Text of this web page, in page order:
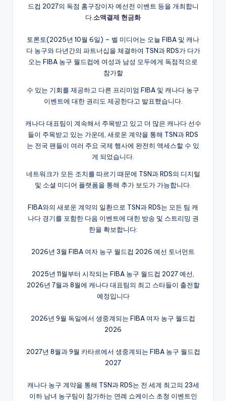
드컵 2027의 독점 홈구장이자 예선전 이벤트 등을 개최합니
다.소액결제 현금화
토론토(2025년 10월 6일) – 벨 미디어는 오늘 FIBA 및 캐나
다 농구와 다년간의 파트너십을 체결하여 TSN과 RDS가 다가
오는 FIBA 농구 월드컵에 여성과 남성 모두에게 독점적으로
참가할
수 있는 기회를 제공하고 다른 프리미엄 FIBA 및 캐나다 농구
이벤트에 대한 권리도 제공한다고 발표했습니다.
캐나다 대표팀이 계속해서 주목받고 있고 더 많은 캐나다 선수
들이 주목받고 있는 가운데, 새로운 계약을 통해 TSN과 RDS
는 전국 팬들이 여러 주요 국제 행사에 완전히 액세스할 수 있
게 되었습니다.
네트워크가 모든 조치를 따르기 때문에 TSN과 RDS의 디지털
및 소셜 미디어 플랫폼을 통해 추가 보도가 가능합니다.
FIBA와의 새로운 계약의 일환으로 TSN과 RDS는 모든 팀 캐
나다 경기를 포함한 다음 이벤트에 대한 방송 및 스트리밍 권
한을 확보합니다:
2026년 3월 FIBA 여자 농구 월드컵 2026 예선 토너먼트
2025년 11월부터 시작되는 FIBA 농구 월드컵 2027 예선,
2026년 7월과 8월에 캐나다 대표팀의 최고 스타들이 출전할
예정입니다
2026년 9월 독일에서 생중계되는 FIBA 여자 농구 월드컵
2026
2027년 8월과 9월 카타르에서 생중계되는 FIBA 농구 월드컵
2027
캐나다 농구 계약을 통해 TSN과 RDS는 전 세계 최고의 23세
이하 남녀 농구팀이 참가하는 연례 쇼케이스 초청 이벤트인